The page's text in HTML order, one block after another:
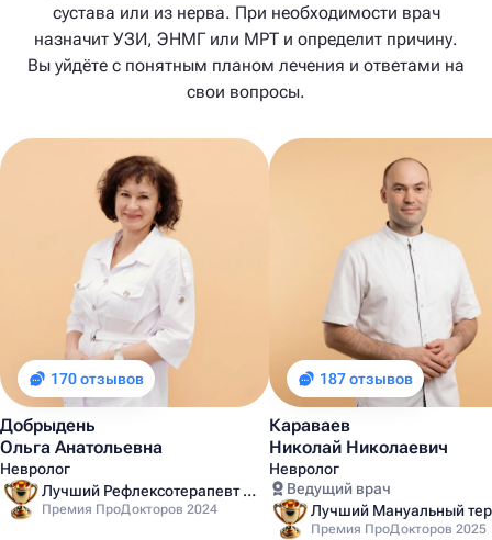
сустава или из нерва. При необходимости врач
назначит УЗИ, ЭНМГ или МРТ и определит причину.
Вы уйдёте с понятным планом лечения и ответами на
свои вопросы.
170 отзывов
Добрыдень
Ольга Анатольевна
Невролог
Лучший Рефлексотерапевт Санкт-Петербурга
Премия ПроДокторов 2024
187 отзывов
Караваев
Николай Николаевич
Невролог
Ведущий врач
Премия ПроДокторов 2025